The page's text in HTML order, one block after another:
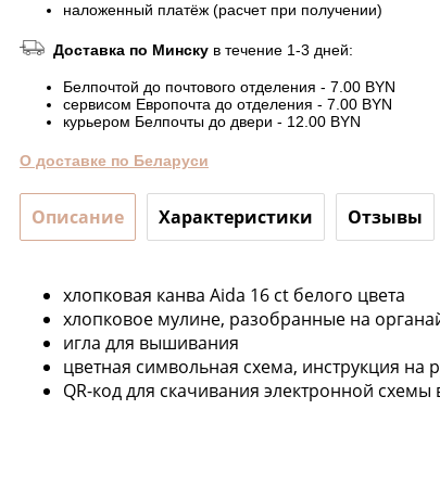
наложенный платёж (расчет при получении)
Доставка по Минску в течение 1-3 дней:
Белпочтой до почтового отделения - 7.00 BYN
сервисом Европочта до отделения - 7.00 BYN
курьером Белпочты до двери - 12.00 BYN
О доставке по Беларуси
Описание Характеристики Отзывы
хлопковая канва Aida 16 ct белого цвета
хлопковое мулине, разобранные на
игла для вышивания
цветная символьная схема, инструкция на
QR-код для скачивания электронной схемы